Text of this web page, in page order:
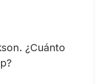
¿Cuánto